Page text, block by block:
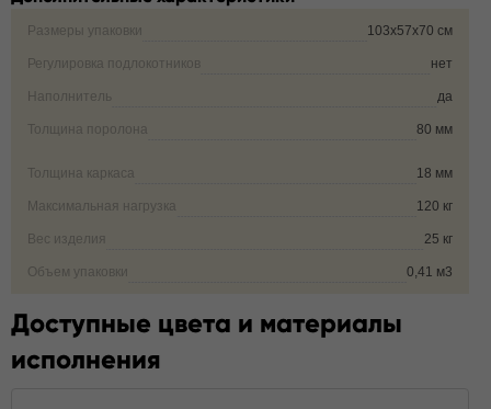
Размеры упаковки 103х57х70 см
Регулировка подлокотников нет
Наполнитель да
Толщина поролона 80 мм
Толщина каркаса 18 мм
Максимальная нагрузка 120 кг
Вес изделия 25 кг
Объем упаковки 0,41 м3
Доступные цвета и материалы
исполнения